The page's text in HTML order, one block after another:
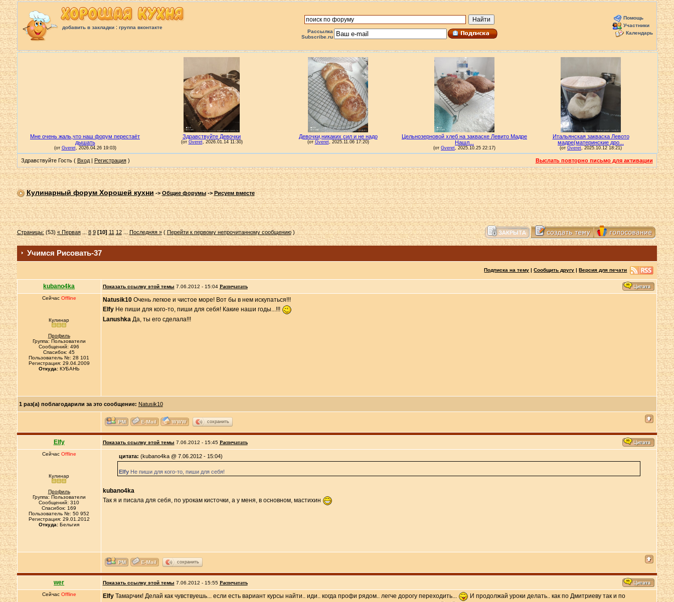
добавить в закладки: группа вконтакте
Рассылка
Subscribe.ru
Помощь
Участники
Календарь
Здравствуйте Гость ( Вход| Регистрация) Выслать повторно письмо для активации
Кулинарный форум Хорошей кухни->Общие форумы-> Рисуем вместе
Страницы:(53)« Первая...8 9 [10] 11 12...Последняя »(Перейти к первому непрочитанному сообщению)
Учимся Рисовать-37
Подписка на тему |Сообщить другу |Версия для печати
kubano4ka Показать ссылку этой темы 7.06.2012 - 15:04 Распечатать
Сейчас Offline
Кулинар
Профиль
Группа: Пользователи
Сообщений: 496
Спасибок: 45
Пользователь №: 28 101
Регистрация: 29.04.2009
Откуда:КУБАНЬ
Natusik10Очень легкое и чистое море! Вот бы в нем искупаться!!!
ElfyНе пиши для кого-то, пиши для себя! Какие наши годы...!!!
LanushkaДа, ты его сделала!!!
1 раз(а) поблагодарили за это сообщение: Natusik10
сохранить
Elfy Показать ссылку этой темы 7.06.2012 - 15:45 Распечатать
Сейчас Offline
Кулинар
Профиль
Группа: Пользователи
Сообщений: 310
Спасибок: 169
Пользователь №: 50 952
Регистрация: 29.01.2012
Откуда: Бельгия
цитата: (kubano4ka @ 7.06.2012 - 15:04)
ElfyНе пиши для кого-то, пиши для себя!
kubano4ka
Так я и писала для себя, по урокам кисточки, а у меня, в основном, мастихин
сохранить
wer Показать ссылку этой темы 7.06.2012 - 15:55 Распечатать
Сейчас Offline ElfyТамарчик! Делай как чувствуешь... если есть вариант курсы найти.. иди.. когда профи рядом.. легче дорогу переходить...
И продолжай уроки делать.. как по Дмитриеву так и по